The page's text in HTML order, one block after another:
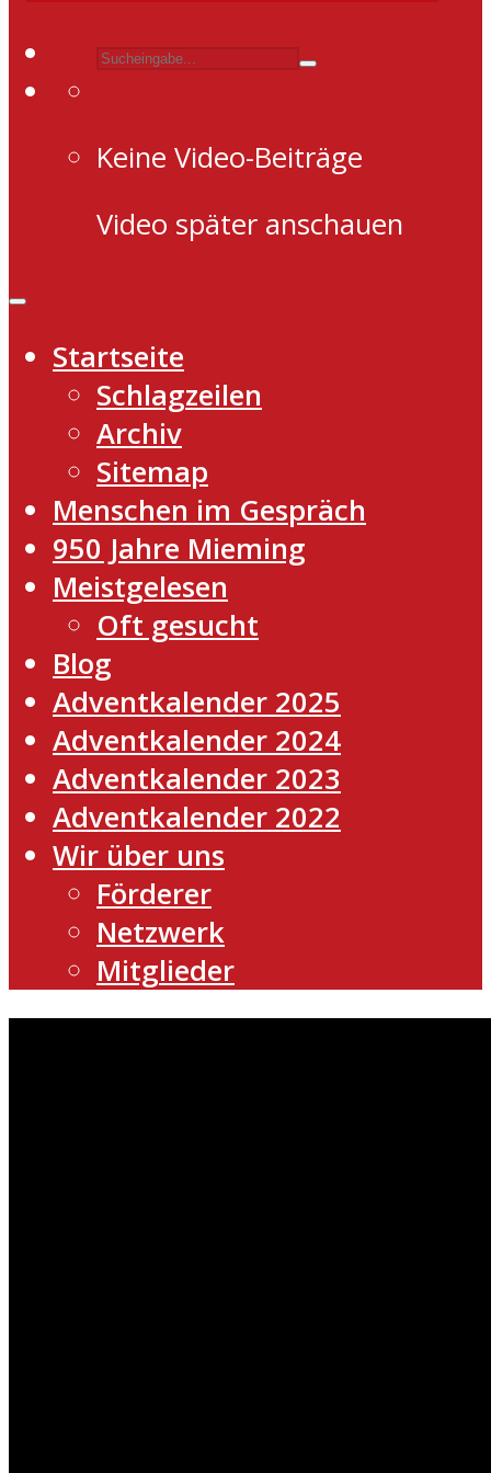
Keine Video-Beiträge
Video später anschauen
Startseite
Schlagzeilen
Archiv
Sitemap
Menschen im Gespräch
950 Jahre Mieming
Meistgelesen
Oft gesucht
Blog
Adventkalender 2025
Adventkalender 2024
Adventkalender 2023
Adventkalender 2022
Wir über uns
Förderer
Netzwerk
Mitglieder